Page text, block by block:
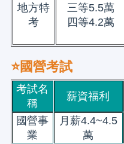
地方特
考
三等5.5萬
四等4.2萬
⭐國營考試
考試名
稱
薪資福利
國營事
業
月薪4.4~4.5
萬